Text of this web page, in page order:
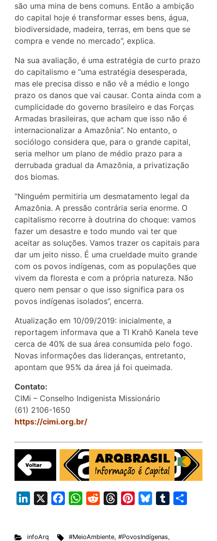
são uma mina de bens comuns. Então a ambição
do capital hoje é transformar esses bens, água,
biodiversidade, madeira, terras, em bens que se
compra e vende no mercado”, explica.
Na sua avaliação, é uma estratégia de curto prazo
do capitalismo e “uma estratégia desesperada,
mas ele precisa disso e não vê a médio e longo
prazo os danos que vai causar. Conta ainda com a
cumplicidade do governo brasileiro e das Forças
Armadas brasileiras, que acham que isso não é
internacionalizar a Amazônia”. No entanto, o
sociólogo considera que, para o grande capital,
seria melhor um plano de médio prazo para a
derrubada gradual da Amazônia, a privatização
dos biomas.
“Ninguém permitiria um desmatamento legal da
Amazônia. A pressão contrária seria enorme. O
capitalismo recorre à doutrina do choque: vamos
fazer um desastre e todo mundo vai ter que
aceitar as soluções. Vamos trazer os capitais para
dar um jeito nisso. É uma crueldade muito grande
com os povos indígenas, com as populações que
vivem da floresta e com a própria natureza. Não
quero nem pensar o que isso significa para os
povos indígenas isolados”, encerra.
Atualização em 10/09/2019: inicialmente, a
reportagem informava que a TI Krahô Kanela teve
cerca de 40% de sua área consumida pelo fogo.
Novas informações das lideranças, entretanto,
apontam que 95% da área já foi queimada.
Contato:
CIMi – Conselho Indigenista Missionário
(61) 2106-1650
https://cimi.org.br/
W
infoArq #MeioAmbiente,#PovosIndígenas,